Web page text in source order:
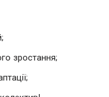
зростання;